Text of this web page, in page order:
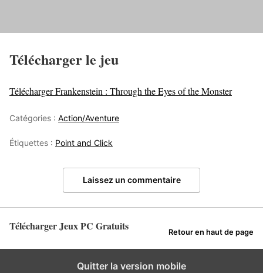
Télécharger le jeu
Télécharger Frankenstein : Through the Eyes of the Monster
Catégories : Action/Aventure
Étiquettes : Point and Click
Laissez un commentaire
Télécharger Jeux PC Gratuits Retour en haut de page
Quitter la version mobile